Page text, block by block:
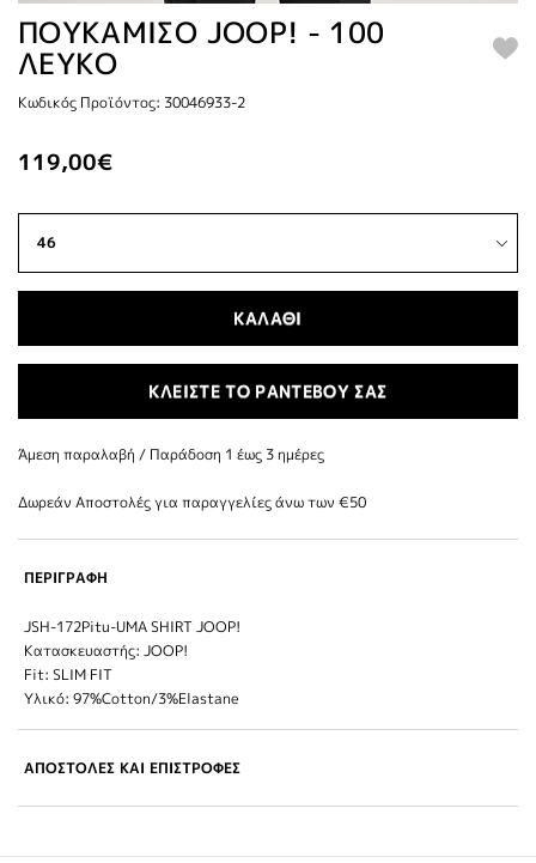
ΠΟΥΚΑΜΙΣΟ JOOP! - 100
ΛΕΥΚΟ
Κωδικός Προϊόντος: 30046933-2
119,00€
ΚΑΛΑΘΙ
ΚΛΕΙΣΤΕ ΤΟ ΡΑΝΤΕΒΟΥ ΣΑΣ
Άμεση παραλαβή / Παράδoση 1 έως 3 ημέρες
Δωρεάν Αποστολές για παραγγελίες άνω των €50
ΠΕΡΙΓΡΑΦΗ
JSH-172Pitu-UMA SHIRT JOOP!
Κατασκευαστής: JOOP!
Fit: SLIM FIT
Υλικό: 97%Cotton/3%Elastane
ΑΠΟΣΤΟΛΕΣ ΚΑΙ ΕΠΙΣΤΡΟΦΕΣ